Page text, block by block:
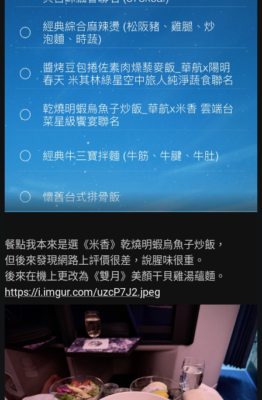
餐點我本來是選《米香》乾燒明蝦烏魚子炒飯，
但後來發現網路上評價很差，說腥味很重。
https://i.imgur.com/uzcP7J2.jpeg